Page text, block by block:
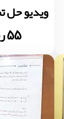
55 ریاضی پنجم